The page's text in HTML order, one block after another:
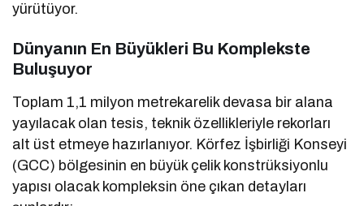
yürütüyor.
Dünyanın En Büyükleri Bu Komplekste
Buluşuyor
Toplam 1,1 milyon metrekarelik devasa bir alana
yayılacak olan tesis, teknik özellikleriyle rekorları
alt üst etmeye hazırlanıyor. Körfez İşbirliği Konseyi
(GCC) bölgesinin en büyük çelik konstrüksiyonlu
yapısı olacak kompleksin öne çıkan detayları